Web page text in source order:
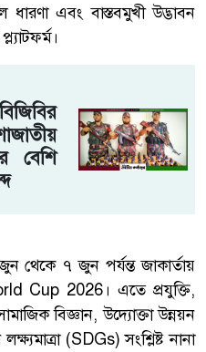
এবং বাস্তবমুখী উদ্ভাবন
বেশি
৭ জুন পর্যন্ত জাকার্তায়
Cup 2026। এতে প্রযুক্তি,
বিজ্ঞান, উদ্যোক্তা উন্নয়ন
(SDGs) সংশ্লিষ্ট নানা